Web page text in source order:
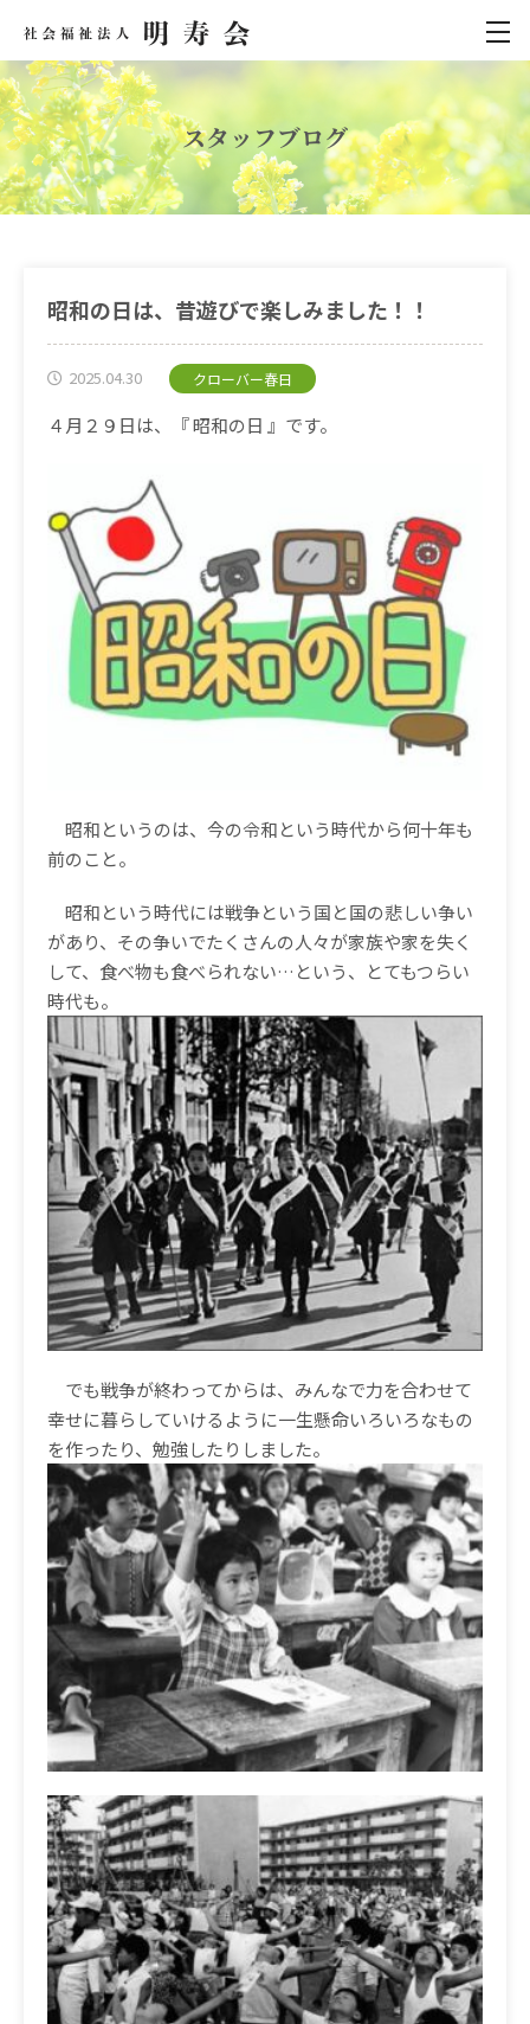
スタッフブログ
昭和の日は、昔遊びで楽しみました！！
2025.04.30 クローバー春日
４月２９日は、『昭和の日 』です。
昭和というのは、今の令和という時代から何十年も
前のこと。
昭和という時代には戦争という国と国の悲しい争い
があり、その争いでたくさんの人々が家族や家を失く
して、食べ物も食べられない… という、とてもつらい
時代も。
でも戦争が終わってからは、みんなで力を合わせて
幸せに暮らしていけるように一生懸命いろいろなもの
を作ったり、勉強したりしました。